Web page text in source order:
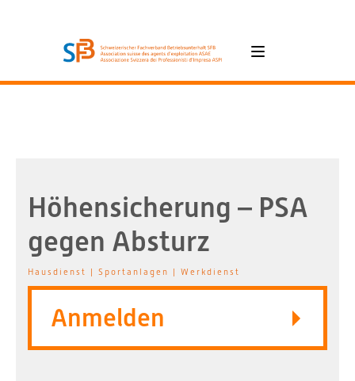
Höhensicherung – PSA
gegen Absturz
Hausdienst | Sportanlagen | Werkdienst
Anmelden